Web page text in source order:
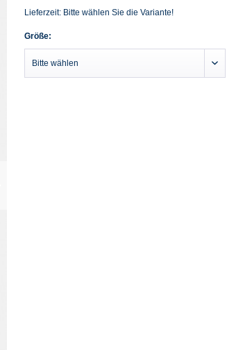
Lieferzeit: Bitte wählen Sie die Variante!
Größe: